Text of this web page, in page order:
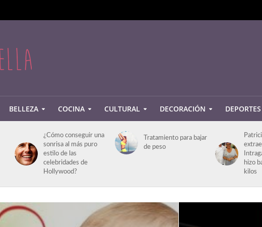
BELLEZA COCINA CULTURAL DECORACIÓN DEPORTES
¿Cómo conseguir una
sonrisa al más puro
estilo de las
celebridades de
Hollywood?
Tratamiento para bajar
de peso
hizo
kilos